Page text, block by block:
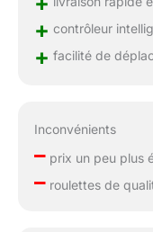
+ contrôleur
+ facilité de
Inconvénients
–prix un peu plus
–roulettes de